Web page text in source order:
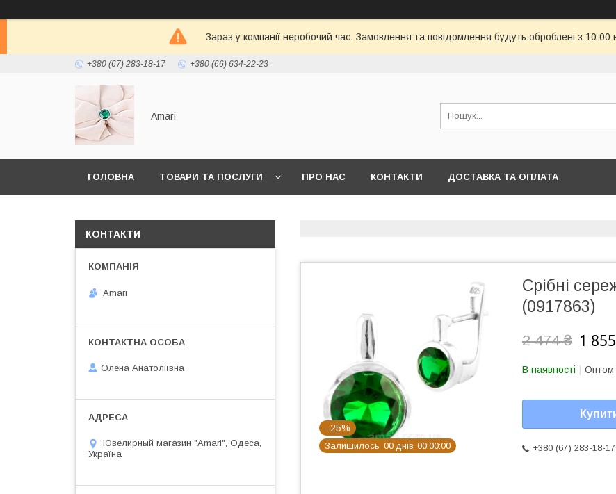
Зараз у компанії неробочий час. Замовлення та повідомлення будуть оброблені з
+380 (67) 283-18-17 +380 (66) 634-22-23
Amari
ГОЛОВНА ТОВАРИ ТА ПОСЛУГИ ПРО НАС КОНТАКТИ ДОСТАВКА ТА ОПЛАТА
–25%
Залишилось 00 днів 00 00 00
Срібні
(0917863)
2 474 ₴ 1
В наявності Оптом
+380 (67) 283-18-17
КОНТАКТИ
Amari
Олена Анатоліївна
Ювелирный магазин "Amari", Одеса,
Україна